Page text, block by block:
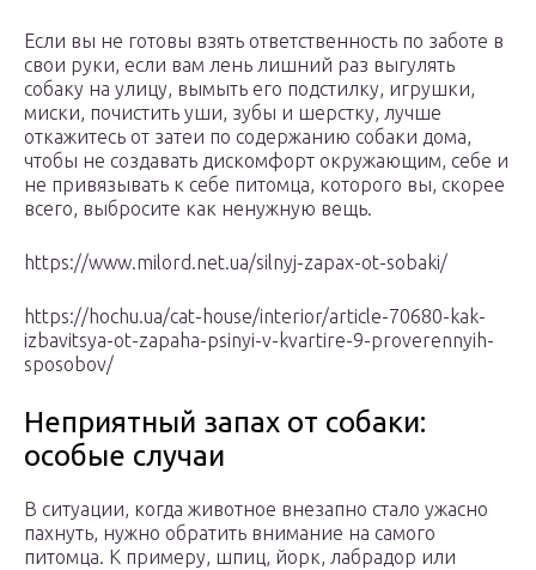
Если вы не готовы взять ответственность по заботе в
свои руки, если вам лень лишний раз выгулять
собаку на улицу, вымыть его подстилку, игрушки,
миски, почистить уши, зубы и шерстку, лучше
откажитесь от затеи по содержанию собаки дома,
чтобы не создавать дискомфорт окружающим, себе и
не привязывать к себе питомца, которого вы, скорее
всего, выбросите как ненужную вещь.
https://www.milord.net.ua/silnyj-zapax-ot-sobaki/
https://hochu.ua/cat-house/interior/article-70680-kak-
izbavitsya-ot-zapaha-psinyi-v-kvartire-9-proverennyih-
sposobov/
Неприятный запах от собаки:
особые случаи
В ситуации, когда животное внезапно стало ужасно
пахнуть, нужно обратить внимание на самого
питомца. К примеру, шпиц, йорк, лабрадор или